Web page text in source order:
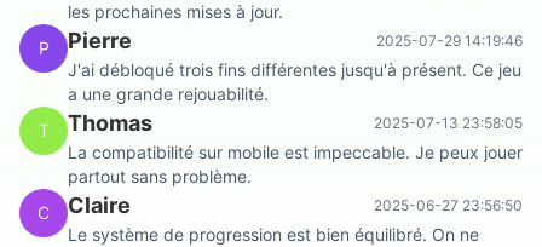
les prochaines mises à jour.
P
Pierre 2025-07-29 14:19:46
J'ai débloqué trois fins différentes jusqu'à présent. Ce jeu
a une grande rejouabilité.
T
Thomas 2025-07-13 23:58:05
La compatibilité sur mobile est impeccable. Je peux jouer
partout sans problème.
C
Claire 2025-06-27 23:56:50
Le système de progression est bien équilibré. On ne